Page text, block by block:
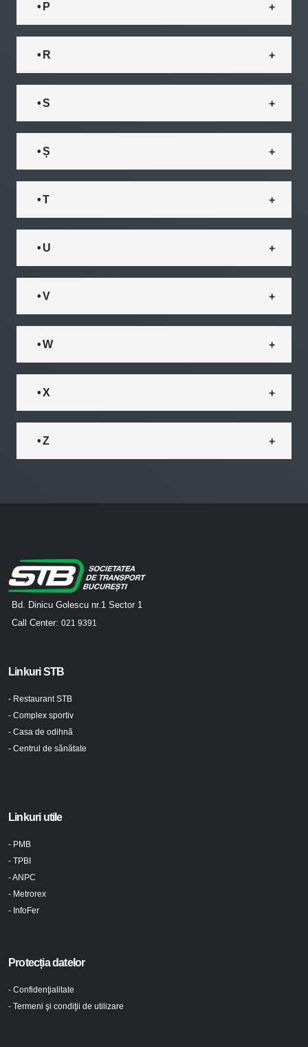
• P
• R
• S
• Ș
• T
• U
• V
• W
• X
• Z
Bd. Dinicu Golescu nr.1 Sector 1
Call Center: 021 9391
Linkuri STB
- Restaurant STB
- Complex sportiv
- Casa de odihnă
- Centrul de sănătate
Linkuri utile
- PMB
- TPBI
- ANPC
- Metrorex
- InfoFer
Protecția datelor
- Confidenţialitate
- Termeni şi condiţii de utilizare